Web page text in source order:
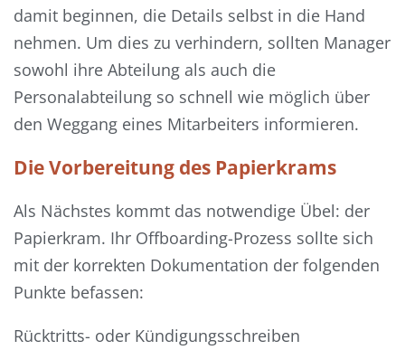
damit beginnen, die Details selbst in die Hand
nehmen. Um dies zu verhindern, sollten Manager
sowohl ihre Abteilung als auch die
Personalabteilung so schnell wie möglich über
den Weggang eines Mitarbeiters informieren.
Die Vorbereitung des Papierkrams
Als Nächstes kommt das notwendige Übel: der
Papierkram. Ihr Offboarding-Prozess sollte sich
mit der korrekten Dokumentation der folgenden
Punkte befassen:
Rücktritts- oder Kündigungsschreiben